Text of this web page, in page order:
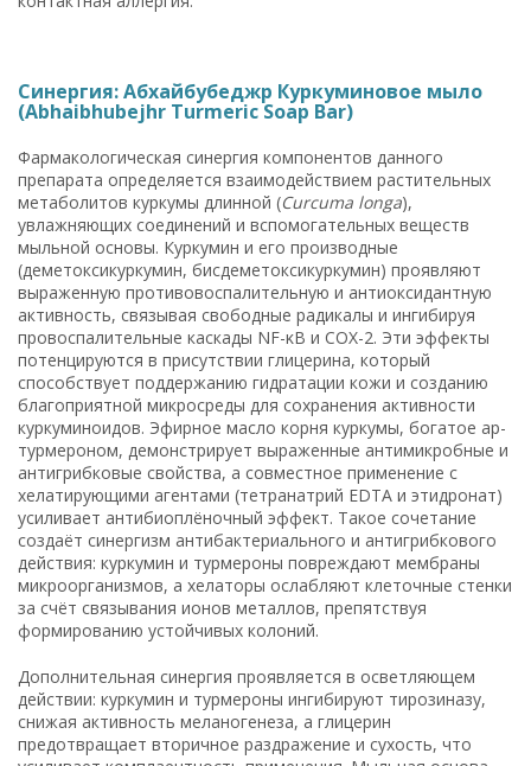
Синергия: Абхайбубеджр Куркуминовое мыло
(Abhaibhubejhr Turmeric Soap Bar)
Фармакологическая синергия компонентов данного
препарата определяется взаимодействием растительных
метаболитов куркумы длинной (Curcuma longa),
увлажняющих соединений и вспомогательных веществ
мыльной основы. Куркумин и его производные
(деметоксикуркумин, бисдеметоксикуркумин) проявляют
выраженную противовоспалительную и антиоксидантную
активность, связывая свободные радикалы и ингибируя
провоспалительные каскады NF-κB и COX-2. Эти эффекты
потенцируются в присутствии глицерина, который
способствует поддержанию гидратации кожи и созданию
благоприятной микросреды для сохранения активности
куркуминоидов. Эфирное масло корня куркумы, богатое ар-
турмероном, демонстрирует выраженные антимикробные и
антигрибковые свойства, а совместное применение с
хелатирующими агентами (тетранатрий EDTA и этидронат)
усиливает антибиоплёночный эффект. Такое сочетание
создаёт синергизм антибактериального и антигрибкового
действия: куркумин и турмероны повреждают мембраны
микроорганизмов, а хелаторы ослабляют клеточные стенки
за счёт связывания ионов металлов, препятствуя
формированию устойчивых колоний.
Дополнительная синергия проявляется в осветляющем
действии: куркумин и турмероны ингибируют тирозиназу,
снижая активность меланогенеза, а глицерин
предотвращает вторичное раздражение и сухость, что